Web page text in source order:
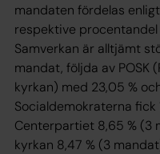
mandaten fördelas
respektive
Samverkan är alltjämt
mandat, följda av POSK
kyrkan) med 23,05 %
Socialdemokraterna fick
Centerpartiet 8,65 % (3
kyrkan 8,47 % (3